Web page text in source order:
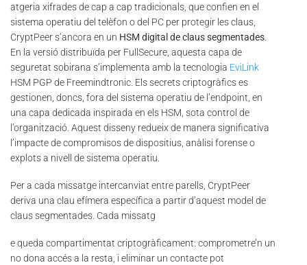
atgeria xifrades de cap a cap tradicionals, que confien en el
sistema operatiu del telèfon o del PC per protegir les claus,
CryptPeer s’ancora en un HSM digital de claus segmentades
En la versió distribuïda per FullSecure, aquesta capa de
seguretat sobirana s’implementa amb la tecnologia EviLink
HSM PGP de Freemindtronic. Els secrets criptogràfics es
gestionen, doncs, fora del sistema operatiu de l’endpoint, en
una capa dedicada inspirada en els HSM, sota control de
l’organització. Aquest disseny redueix de manera significativa
l’impacte de compromisos de dispositius, anàlisi forense o
explots a nivell de sistema operatiu.
Per a cada missatge intercanviat entre parells, CryptPeer
deriva una clau efímera específica a partir d’aquest model de
claus segmentades. Cada missatg
e queda compartimentat criptogràficament: comprometre’n un
no dona accés a la resta, i eliminar un contacte pot